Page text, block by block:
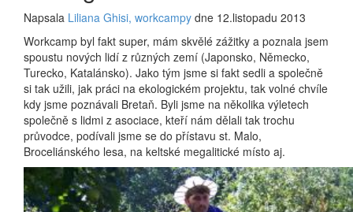
Napsala Liliana Ghisi, workcampy dne 12.listopadu 2013
Workcamp byl fakt super, mám skvělé zážitky a poznala jsem
spoustu nových lidí z různých zemí (Japonsko, Německo,
Turecko, Katalánsko). Jako tým jsme si fakt sedli a společně
si tak užili, jak práci na ekologickém projektu, tak volné chvíle
kdy jsme poznávali Bretaň. Byli jsme na několika výletech
společně s lidmi z asociace, kteří nám dělali tak trochu
průvodce, podívali jsme se do přístavu st. Malo,
Broceliánského lesa, na keltské megalitické místo aj.